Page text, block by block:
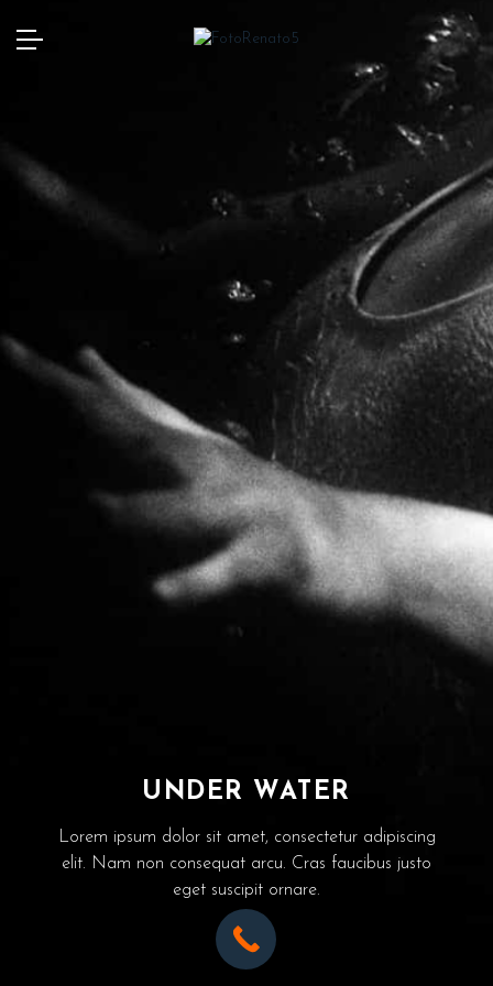
UNDER WATER
Lorem ipsum dolor sit amet, consectetur adipiscing
elit. Nam non consequat arcu. Cras faucibus justo
eget suscipit ornare.